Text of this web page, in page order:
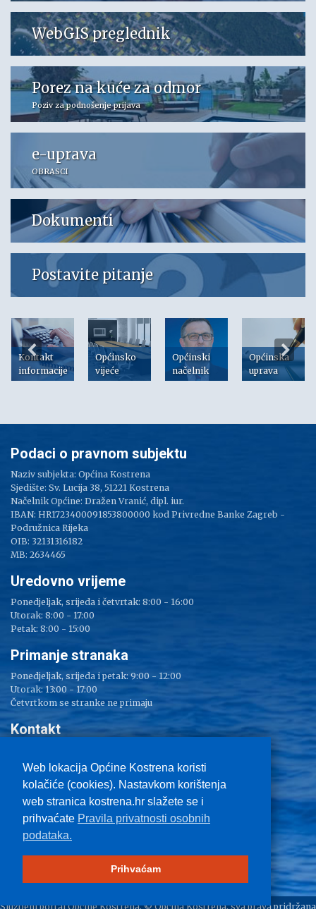
WebGIS preglednik
Porez na kuće za odmor
Poziv za podnošenje prijava
e-uprava
OBRASCI
Dokumenti
Postavite pitanje
Kontakt
informacije
Općinsko
vijeće
Općinski
načelnik
Općinska
uprava
Web lokacija Općine Kostrena koristi
kolačiće (cookies). Nastavkom korištenja
web stranica kostrena.hr slažete se i
prihvaćate Pravila privatnosti osobnih
podataka.
Prihvaćam
Podaci o pravnom subjektu
Naziv subjekta: Općina Kostrena
Sjedište: Sv. Lucija 38, 51221 Kostrena
Načelnik Općine: Dražen Vranić, dipl. iur.
IBAN: HR1723400091853800000 kod Privredne Banke Zagreb -
Podružnica Rijeka
OIB: 32131316182
MB: 2634465
Uredovno vrijeme
Ponedjeljak, srijeda i četvrtak: 8:00 - 16:00
Utorak: 8:00 - 17:00
Petak: 8:00 - 15:00
Primanje stranaka
Ponedjeljak, srijeda i petak: 9:00 - 12:00
Utorak: 13:00 - 17:00
Četvrtkom se stranke ne primaju
Kontakt
Tel: 051/ 209 000
Fax: 051/ 289 400
E-mail:kostrena@kostrena.hr
Kontakt informacije
Uvjeti korištenja
Pravo na pristup informacijama
Zaštita privatnosti
Službeni portal Općine Kostrena, © Općina Kostrena, sva prava pridržana